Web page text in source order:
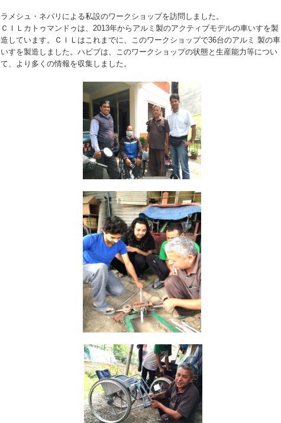
ラメシュ・ネパリによる私設のワークショップを訪問しました。
ＣＩＬカトゥマンドゥは、2013年からアルミ製のアクティブモデルの車いすを製
造しています。ＣＩＬはこれまでに、このワークショップで36台のアルミ 製の車
いすを製造しました。ハビブは、このワークショップの状態と生産能力等につい
て、より多くの情報を収集しました。